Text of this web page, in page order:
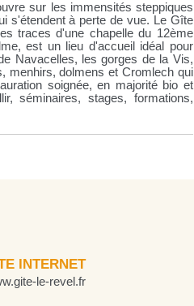
sur les immensités steppiques
s'étendent à perte de vue. Le Gîte
traces d'une chapelle du 12ème
est un lieu d'accueil idéal pour
Navacelles, les gorges de la Vis,
menhirs, dolmens et Cromlech qui
soignée, en majorité bio et
séminaires, stages, formations,
INTERNET
le-revel.fr